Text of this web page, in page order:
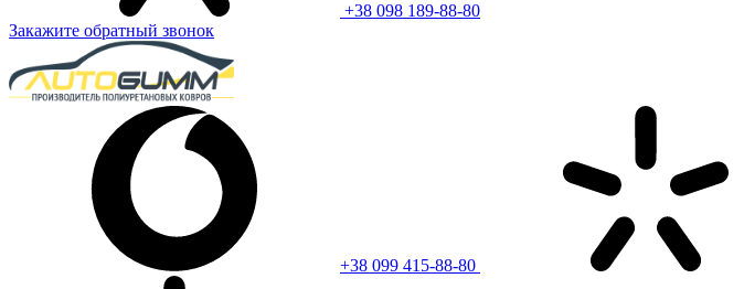
+38 098 189-88-80
Закажите обратный звонок
+38 099 415-88-80